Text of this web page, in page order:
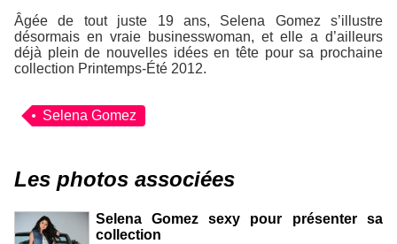
Âgée de tout juste 19 ans, Selena Gomez s’illustre
désormais en vraie businesswoman, et elle a d’ailleurs
déjà plein de nouvelles idées en tête pour sa prochaine
collection Printemps-Été 2012.
Selena Gomez
Les photos associées
Selena Gomez sexy pour présenter sa
collection